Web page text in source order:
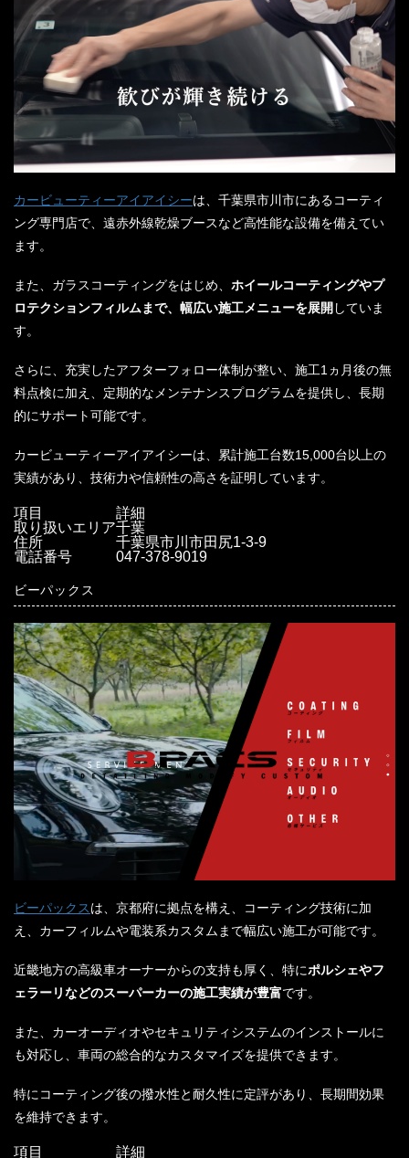
カービューティーアイアイシーは、千葉県市川市にあるコーティ
ング専門店で、遠赤外線乾燥ブースなど高性能な設備を備えてい
ます。
また、ガラスコーティングをはじめ、 ホイールコーティングやプ
ロテクションフィルムまで、幅広い施工メニューを展開 していま
す。
さらに、充実したアフターフォロー体制が整い、施工1ヵ月後の無
料点検に加え、定期的なメンテナンスプログラムを提供し、長期
的にサポート可能です。
カービューティーアイアイシーは、累計施工台数15,000台以上の
実績があり、技術力や信頼性の高さを証明しています。
項目
詳細
取り扱いエリア千葉
住所
千葉県市川市田尻1-3-9
電話番号
047-378-9019
ビーパックス
ビーパックスは、京都府に拠点を構え、コーティング技術に加
え、カーフィルムや電装系カスタムまで幅広い施工が可能です。
近畿地方の高級車オーナーからの支持も厚く、特にポルシェやフ
ェラーリなどのスーパーカーの施工実績が豊富です。
また、カーオーディオやセキュリティシステムのインストールに
も対応し、車両の総合的なカスタマイズを提供できます。
特にコーティング後の撥水性と耐久性に定評があり、長期間効果
を維持できます。
項目 詳細